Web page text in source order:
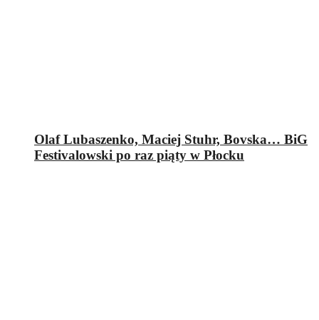
Olaf Lubaszenko, Maciej Stuhr, Bovska… BiG
Festivalowski po raz piąty w Płocku